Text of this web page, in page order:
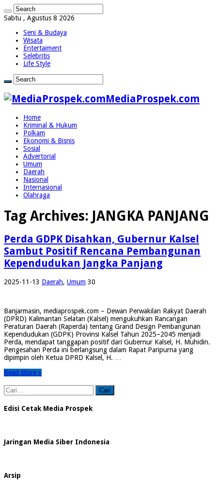
Sabtu , Agustus 8 2026
Seni & Budaya
Wisata
Entertaiment
Selebritis
Life Style
MediaProspek.com
Home
Kriminal & Hukum
Polkam
Ekonomi & Bisnis
Sosial
Advertorial
Umum
Daerah
Nasional
Internasional
Olahraga
Tag Archives: JANGKA PANJANG
Perda GDPK Disahkan, Gubernur Kalsel
Sambut Positif Rencana Pembangunan
Kependudukan Jangka Panjang
2025-11-13 Daerah, Umum 30
Banjarmasin, mediaprospek.com – Dewan Perwakilan Rakyat Daerah
(DPRD) Kalimantan Selatan (Kalsel) mengukuhkan Rancangan
Peraturan Daerah (Raperda) tentang Grand Design Pembangunan
Kependudukan (GDPK) Provinsi Kalsel Tahun 2025–2045 menjadi
Perda, mendapat tanggapan positif dari Gubernur Kalsel, H. Muhidin.
Pengesahan Perda ini berlangsung dalam Rapat Paripurna yang
dipimpin oleh Ketua DPRD Kalsel, H. …
Read More »
Cari
untuk:
Edisi Cetak Media Prospek
Jaringan Media Siber Indonesia
Arsip